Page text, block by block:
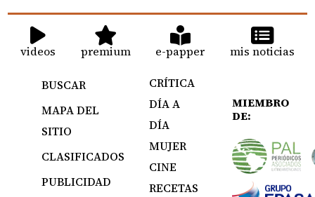
videos premium e-papper mis noticias
BUSCAR
MAPA DEL
SITIO
CLASIFICADOS
PUBLICIDAD
CRÍTICA
DÍA A
DÍA
MUJER
CINE
RECETAS
MIEMBRO
DE: